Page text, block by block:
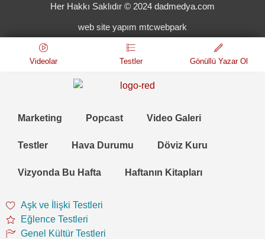
Her Hakkı Saklıdır © 2024 dadmedya.com
web site yapım mtcwebpark
Videolar Testler Gönüllü Yazar Ol
Marketing Popcast Video Galeri
Testler Hava Durumu Döviz Kuru
Vizyonda Bu Hafta Haftanın Kitapları
Aşk ve İlişki Testleri
Eğlence Testleri
Genel Kültür Testleri